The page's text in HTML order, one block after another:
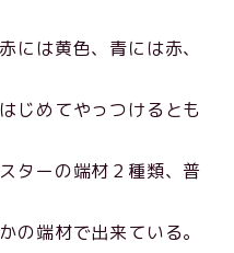
には黄色、青には赤、
じめてやっつけるとも
ターの端材２種類、普
の端材で出来ている。